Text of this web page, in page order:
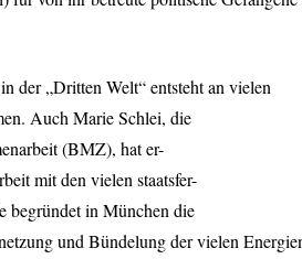
der „Dritten Welt“ entsteht an vielen
Auch Marie Schlei, die
(BMZ), hat er-
mit den vielen staatsfer-
begründet in München die
und Bündelung der vielen